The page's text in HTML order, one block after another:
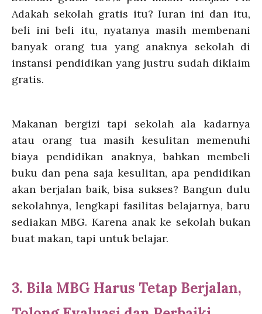
Adakah sekolah gratis itu? Iuran ini dan itu,
beli ini beli itu, nyatanya masih membenani
banyak orang tua yang anaknya sekolah di
instansi pendidikan yang justru sudah diklaim
gratis.
Makanan bergizi tapi sekolah ala kadarnya
atau orang tua masih kesulitan memenuhi
biaya pendidikan anaknya, bahkan membeli
buku dan pena saja kesulitan, apa pendidikan
akan berjalan baik, bisa sukses? Bangun dulu
sekolahnya, lengkapi fasilitas belajarnya, baru
sediakan MBG. Karena anak ke sekolah bukan
buat makan, tapi untuk belajar.
3. Bila MBG Harus Tetap Berjalan,